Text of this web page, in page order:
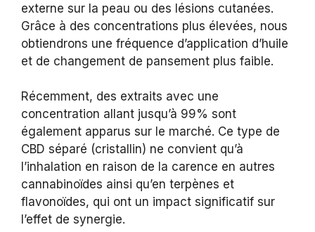
externe sur la peau ou des lésions cutanées.
Grâce à des concentrations plus élevées, nous
obtiendrons une fréquence d’application d’huile
et de changement de pansement plus faible.
Récemment, des extraits avec une
concentration allant jusqu’à 99% sont
également apparus sur le marché. Ce type de
CBD séparé (cristallin) ne convient qu’à
l’inhalation en raison de la carence en autres
cannabinoïdes ainsi qu’en terpènes et
flavonoïdes, qui ont un impact significatif sur
l’effet de synergie.